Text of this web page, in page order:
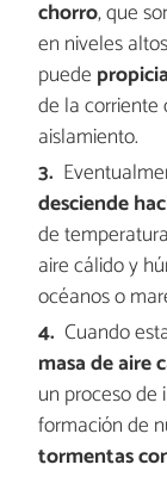
chorro, que
en niveles
puede
de la corriente
aislamiento.
desciende
de
aire cálido y
océanos o
Cuando
masa de aire
un proceso
formación de
tormentas